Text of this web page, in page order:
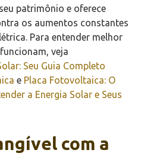
patrimônio e oferece
os aumentos constantes
Para entender melhor
veja
Seu Guia Completo
e Placa Fotovoltaica: O
a Energia Solar e Seus
com a